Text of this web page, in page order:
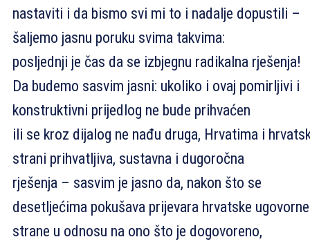
nastaviti i da bismo svi mi to i nadalje dopustili –
šaljemo jasnu poruku svima takvima:
posljednji je čas da se izbjegnu radikalna rješenja!
Da budemo sasvim jasni: ukoliko i ovaj pomirljivi i
konstruktivni prijedlog ne bude prihvaćen
ili se kroz dijalog ne nađu druga, Hrvatima i
strani prihvatljiva, sustavna i dugoročna
rješenja – sasvim je jasno da, nakon što se
desetljećima pokušava prijevara hrvatske ugovorne
strane u odnosu na ono što je dogovoreno,